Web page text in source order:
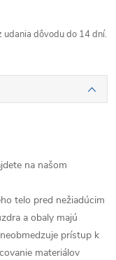
udania dôvodu do 14 dní.
na našom
telo pred nežiadúcim
a obaly majú
prístup k
materiálov